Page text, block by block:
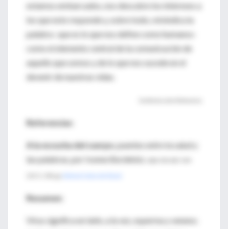
estamos embarcados, nos descubre los intereses a
los que esto responde y, sobre todo, reivindica la
palabra -que es lo que nos define como humanos-
como el elemento central de la comunicación de
aquello que somos y de lo que nos sucede en el
devenir de nuestras vidas.
Referencias:
A la escucha del cuerpo, puentes entre la salud y
las palabras, por
Ivonne Bordelois.
Resumen:
Virus significa en latín, a la vez, esperma y veneno;